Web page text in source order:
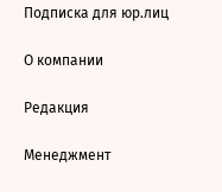
Подписка для юр.лиц
О компании
Редакция
Менеджмент